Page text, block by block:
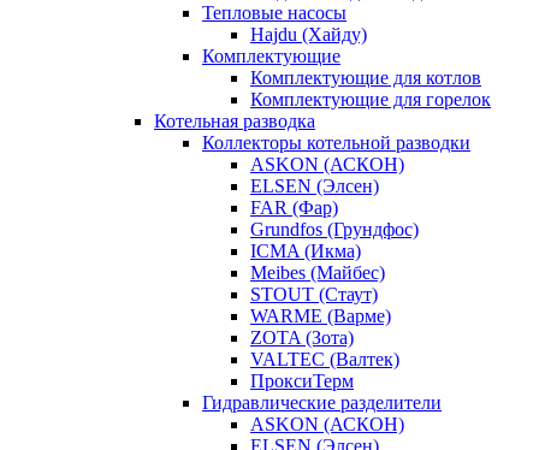
Тепловые насосы
Hajdu (Хайду)
Комплектующие
Комплектующие для котлов
Комплектующие для горелок
Котельная разводка
Коллекторы котельной разводки
ASKON (АСКОН)
ELSEN (Элсен)
FAR (Фар)
Grundfos (Грундфос)
ICMA (Икма)
Meibes (Майбес)
STOUT (Стаут)
WARME (Варме)
ZOTA (Зота)
VALTEC (Валтек)
ПроксиТерм
Гидравлические разделители
ASKON (АСКОН)
ELSEN (Элсен)